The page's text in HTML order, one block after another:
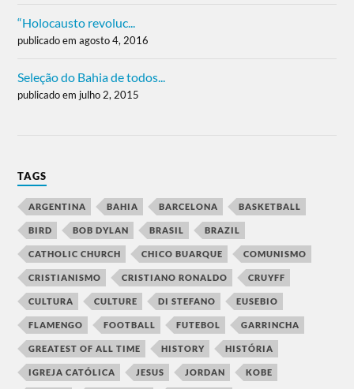
“Holocausto revoluc...
publicado em agosto 4, 2016
Seleção do Bahia de todos...
publicado em julho 2, 2015
TAGS
ARGENTINA BAHIA BARCELONA BASKETBALL
BIRD BOB DYLAN BRASIL BRAZIL
CATHOLIC CHURCH CHICO BUARQUE COMUNISMO
CRISTIANISMO CRISTIANO RONALDO CRUYFF
CULTURA CULTURE DI STEFANO EUSEBIO
FLAMENGO FOOTBALL FUTEBOL GARRINCHA
GREATEST OF ALL TIME HISTORY HISTÓRIA
IGREJA CATÓLICA JESUS JORDAN KOBE